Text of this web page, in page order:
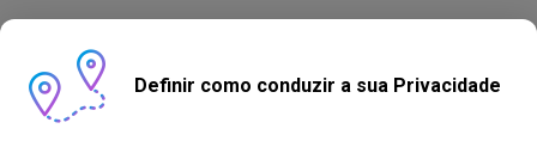
Definir como conduzir a sua Privacidade